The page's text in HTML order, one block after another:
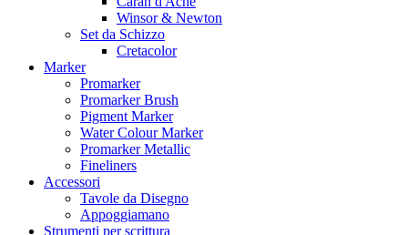
Winsor & Newton
Set da Schizzo
Cretacolor
Marker
Promarker
Promarker Brush
Pigment Marker
Water Colour Marker
Promarker Metallic
Fineliners
Accessori
Tavole da Disegno
Appoggiamano
Strumenti per scrittura